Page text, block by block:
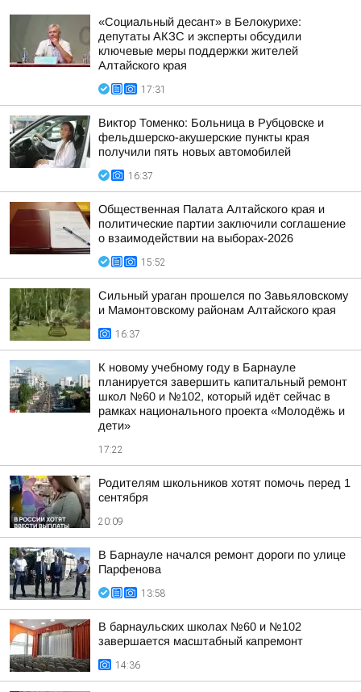
«Социальный десант» в Белокурихе:
депутаты АКЗС и эксперты обсудили
ключевые меры поддержки жителей
Алтайского края
17:31
Виктор Томенко: Больница в Рубцовске и
фельдшерско-акушерские пункты края
получили пять новых автомобилей
16:37
Общественная Палата Алтайского края и
политические партии заключили соглашение
о взаимодействии на выборах-2026
15:52
Сильный ураган прошелся по Завьяловскому
и Мамонтовскому районам Алтайского края
16:37
К новому учебному году в Барнауле
планируется завершить капитальный ремонт
школ №60 и №102, который идёт сейчас в
рамках национального проекта «Молодёжь и
дети»
17:22
Родителям школьников хотят помочь перед 1
сентября
20:09
В Барнауле начался ремонт дороги по улице
Парфенова
13:58
В барнаульских школах №60 и №102
завершается масштабный капремонт
14:36